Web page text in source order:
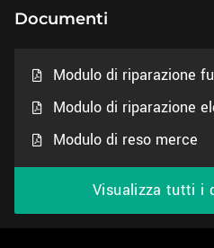
Documenti
Modulo di riparazione
Modulo di riparazione
Modulo di reso merce
Visualizza tutti i